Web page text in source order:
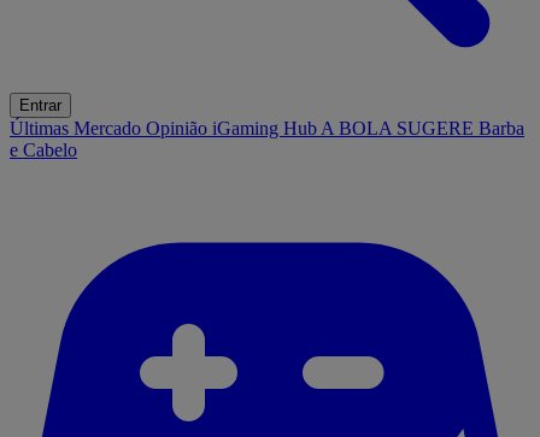
Entrar
Últimas Mercado Opinião iGaming Hub A BOLA SUGERE Barba
e Cabelo